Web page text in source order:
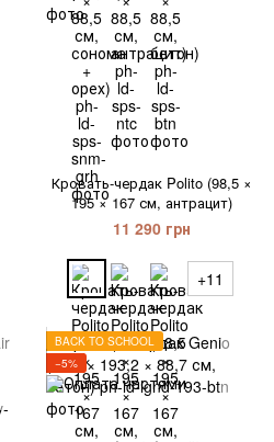
Кровать-чердак Polito (98,5 ×
195 × 167 см, антрацит)
11 290 грн
+11
BACK TO SCHOOL
−5%